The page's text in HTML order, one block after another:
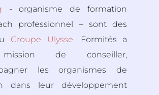
- organisme de formation
professionnel – sont des
Groupe Ulysse. Formités a
de conseiller,
les organismes de
dans leur développement